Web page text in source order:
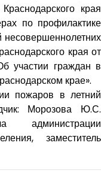
края
по профилактике
несовершеннолетних
края от
участии граждан в
крае».
пожаров в летний
Морозова Ю.С.
администрации
заместитель